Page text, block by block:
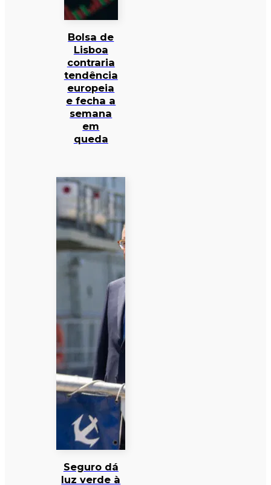
Bolsa de
Lisboa
contraria
tendência
europeia
e fecha a
semana
em
queda
Seguro dá
luz verde à